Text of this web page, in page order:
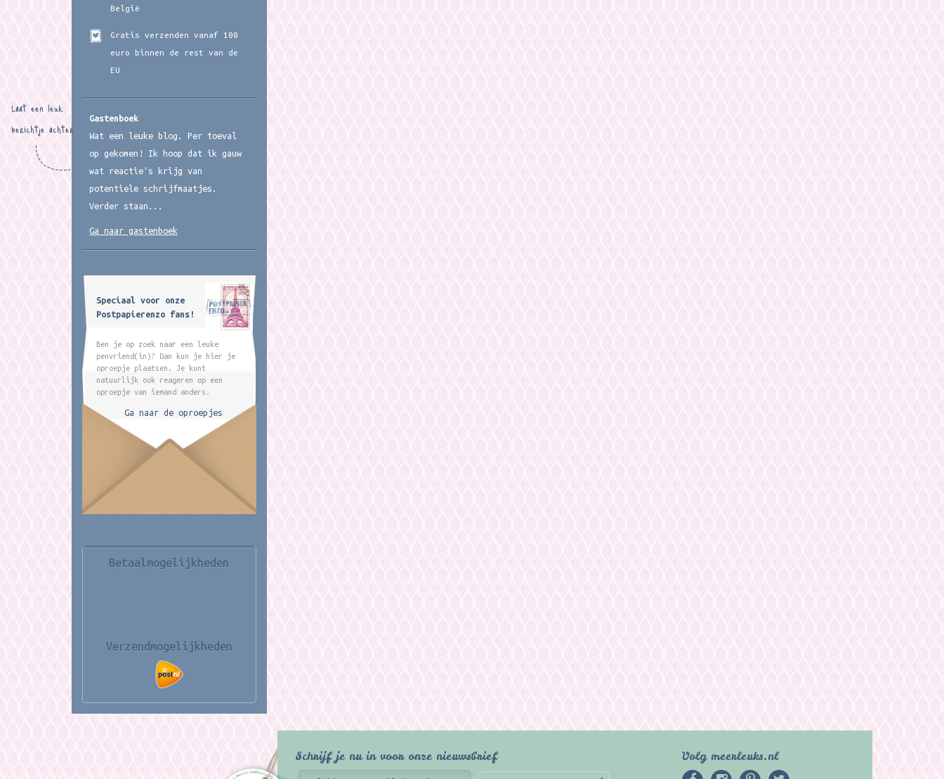
België
Gratis verzenden vanaf 100
euro binnen de rest van de
EU
Gastenboek
Wat een leuke blog. Per toeval
op gekomen! Ik hoop dat ik gauw
wat reactie's krijg van
potentiele schrijfmaatjes.
Verder staan...
Laat een leuk
berichtje achter
Ga naar gastenboek
Speciaal voor onze
Postpapierenzo fans!
Ben je op zoek naar een leuke
penvriend(in)? Dan kun je hier je
oproepje plaatsen. Je kunt
natuurlijk ook reageren op een
oproepje van iemand anders.
Ga naar de oproepjes
Betaalmogelijkheden
Verzendmogelijkheden
Schrijf je nu in voor onze nieuwsbrief Volg meerleuks.nl